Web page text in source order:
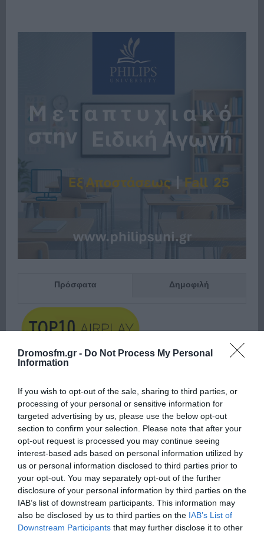
Dromosfm.gr - Do Not Process My Personal
Information
If you wish to opt-out of the sale, sharing to third parties, or
processing of your personal or sensitive information for
targeted advertising by us, please use the below opt-out
section to confirm your selection. Please note that after your
opt-out request is processed you may continue seeing
interest-based ads based on personal information utilized by
us or personal information disclosed to third parties prior to
your opt-out. You may separately opt-out of the further
disclosure of your personal information by third parties on the
IAB’s list of downstream participants. This information may
also be disclosed by us to third parties on the IAB’s List of
Downstream Participants that may further disclose it to other
Πρόσφατα Δημοφιλή
Παρακαλώ Περιμένετε...